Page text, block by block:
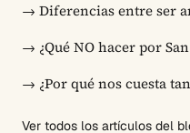
→ Diferencias entre ser
→ ¿Qué NO hacer por
→ ¿Por qué nos cuesta
Ver todos los artículos del